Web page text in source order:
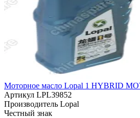
Моторное масло Lopal 1 HYBRID
Артикул LPL39852
Производитель Lopal
Честный знак